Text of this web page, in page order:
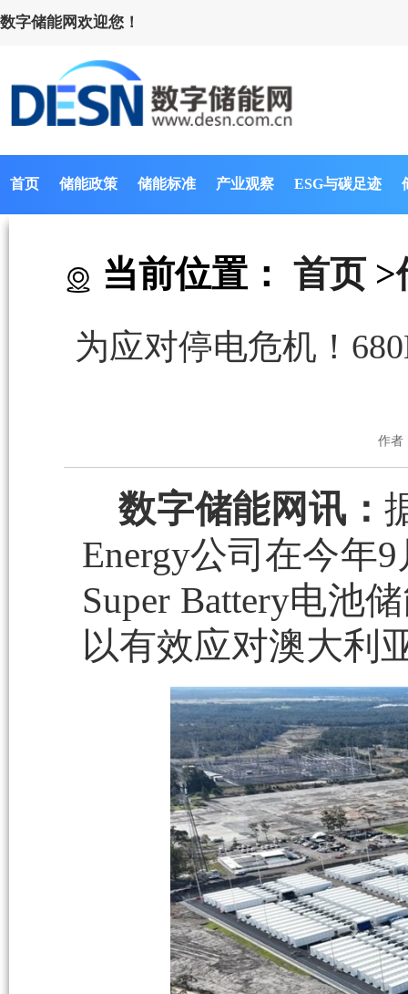
数字储能网欢迎您！
首页 储能政策 储能标准 产业观察 ESG与碳足迹
当前位置： 首页 >
为应对停电危机！
作者
数字储能网讯：
Energy公司在今年
Super Battery电池
以有效应对澳大利